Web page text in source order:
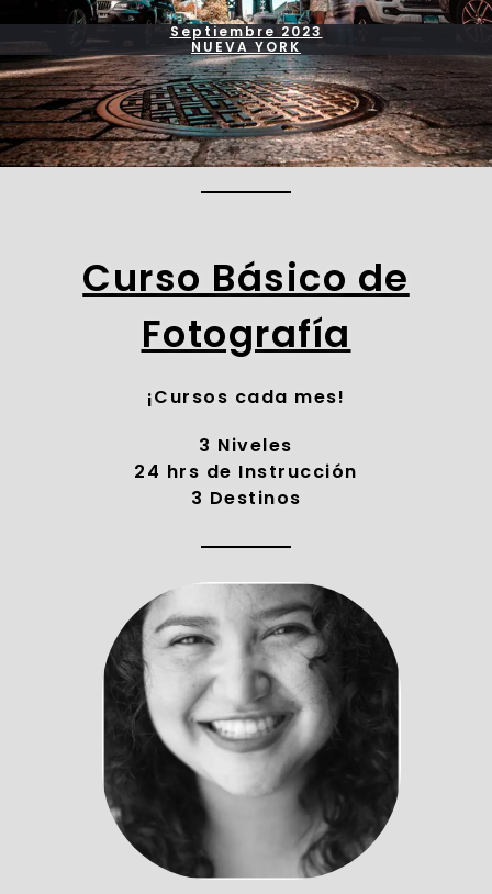
Septiembre 2023
NUEVA YORK
Curso Básico de
Fotografía
¡Cursos cada mes!
3 Niveles
24 hrs de Instrucción
3 Destinos